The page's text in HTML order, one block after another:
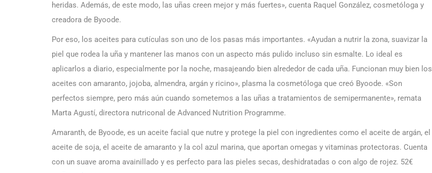
heridas. Además, de este modo, las uñas creen mejor y más fuertes», cuenta Raquel González, cosmetóloga y
creadora de Byoode.
Por eso, los aceites para cutículas son uno de los pasas más importantes. «Ayudan a nutrir la zona, suavizar la
piel que rodea la uña y mantener las manos con un aspecto más pulido incluso sin esmalte. Lo ideal es
aplicarlos a diario, especialmente por la noche, masajeando bien alrededor de cada uña. Funcionan muy bien los
aceites con amaranto, jojoba, almendra, argán y ricino», plasma la cosmetóloga que creó Byoode. «Son
perfectos siempre, pero más aún cuando sometemos a las uñas a tratamientos de semipermanente», remata
Marta Agustí, directora nutriconal de Advanced Nutrition Programme.
Amaranth, de Byoode, es un aceite facial que nutre y protege la piel con ingredientes como el aceite de argán, el
aceite de soja, el aceite de amaranto y la col azul marina, que aportan omegas y vitaminas protectoras. Cuenta
con un suave aroma avainillado y es perfecto para las pieles secas, deshidratadas o con algo de rojez. 52€